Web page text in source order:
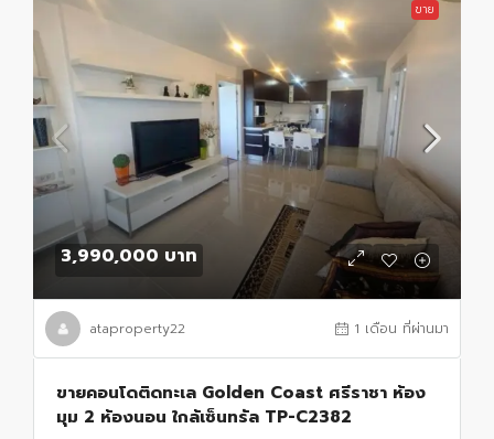
ขาย
3,990,000 บาท
ataproperty22 1 เดือน ที่ผ่านมา
ขายคอนโดติดทะเล Golden Coast ศรีราชา ห้อง
มุม 2 ห้องนอน ใกล้เซ็นทรัล TP-C2382